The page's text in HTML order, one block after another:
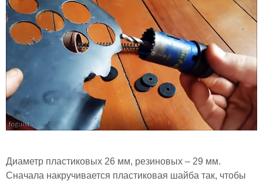
Диаметр пластиковых 26 мм, резиновых – 29 мм.
Сначала накручивается пластиковая шайба так, чтобы